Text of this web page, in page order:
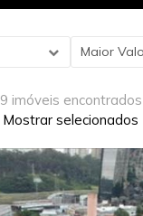
Maior
9 imóveis encontrados
Mostrar selecionados